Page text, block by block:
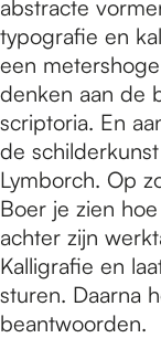
abstracte
typografie en
een
denken aan de
scriptoria. En
de
Lymborch. Op
Boer je zien
achter zijn
Kalligrafie en
sturen. Daarna
beantwoorden.